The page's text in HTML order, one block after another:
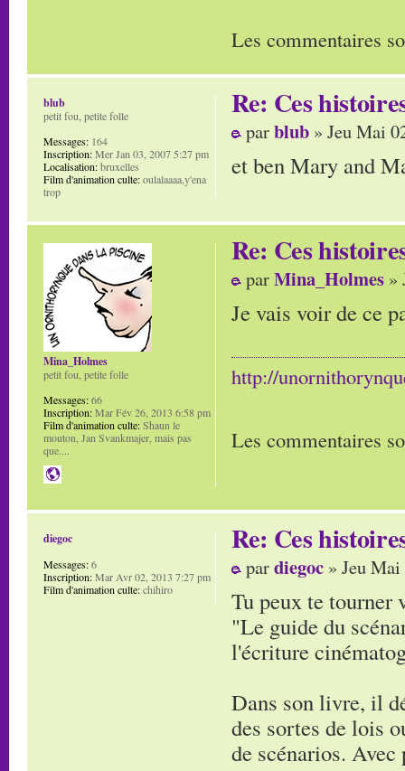
Les commentaires
Re: Ces
parblub » Jeu Mai
et ben Mary and
blub
petit fou, petite folle
Messages: 164
Inscription:Mer Jan 03, 2007 5:27 pm
Localisation:bruxelles
Film d'animation culte:oulalaaaa,y'ena
trop
Re: Ces
parMina_Holmes »
Je vais voir de ce
http://
Les commentaires
Mina_Holmes
petit fou, petite folle
Messages:66
Inscription:Mar Fév 26, 2013 6:58 pm
Film d'animation culte:Shaun le
mouton, Jan Svankmajer, mais pas
que....
Re: Ces
pardiegoc » Jeu
Tu peux te tourner
"Le guide du
l'écriture
Dans son livre, il
des sortes de lois
de scénarios. Avec
diegoc
Messages:6
Inscription:Mar Avr 02, 2013 7:27 pm
Film d'animation culte:chihiro